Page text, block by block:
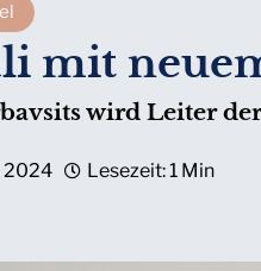
mit
wird Leiter
2024
Lesezeit: 1 Min